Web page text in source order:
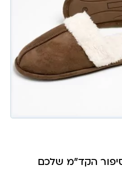
הקד"מ שלכם